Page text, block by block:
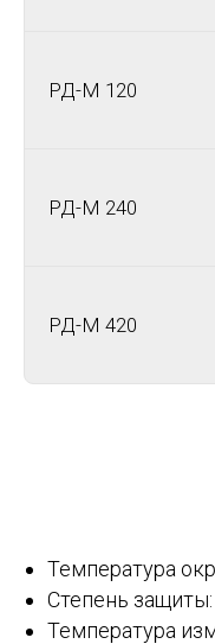
РД-М 120
РД-М 240
РД-М 420
Температура
Степень
Температура